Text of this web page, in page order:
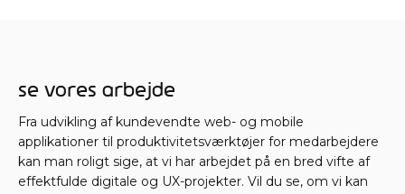
Se vores arbejde
Fra udvikling af kundevendte web- og mobile
applikationer til produktivitetsværktøjer for medarbejdere
kan man roligt sige, at vi har arbejdet på en bred vifte af
effektfulde digitale og UX-projekter. Vil du se, om vi kan